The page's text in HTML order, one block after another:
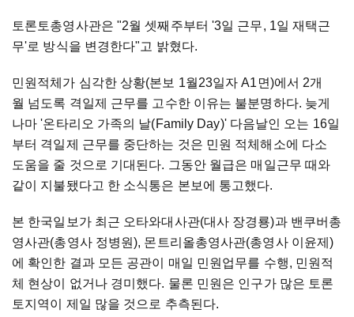
토론토총영사관은 "2월 셋째주부터 '3일 근무, 1일 재택근
무'로 방식을 변경한다"고 밝혔다.
민원적체가 심각한 상황(본보 1월23일자 A1면)에서 2개
월 넘도록 격일제 근무를 고수한 이유는 불분명하다. 늦게
나마 '온타리오 가족의 날(Family Day)' 다음날인 오는 16일
부터 격일제 근무를 중단하는 것은 민원 적체해소에 다소
도움을 줄 것으로 기대된다. 그동안 월급은 매일근무 때와
같이 지불됐다고 한 소식통은 본보에 통고했다.
본 한국일보가 최근 오타와대사관(대사 장경룡)과 밴쿠버총
영사관(총영사 정병원), 몬트리올총영사관(총영사 이윤제)
에 확인한 결과 모든 공관이 매일 민원업무를 수행, 민원적
체 현상이 없거나 경미했다. 물론 민원은 인구가 많은 토론
토지역이 제일 많을 것으로 추측된다.